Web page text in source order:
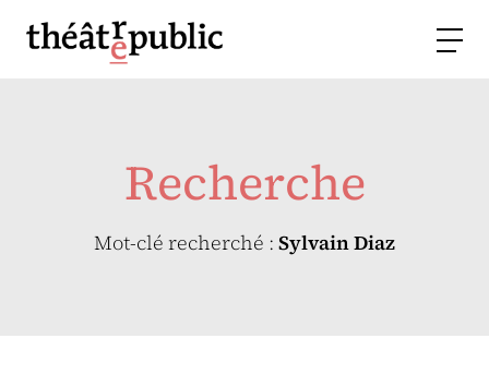
Recherche
Mot-clé recherché : Sylvain Diaz